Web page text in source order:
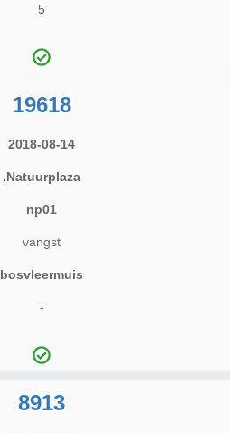
5
19618
2018-08-14
.Natuurplaza
np01
vangst
bosvleermuis
-
8913